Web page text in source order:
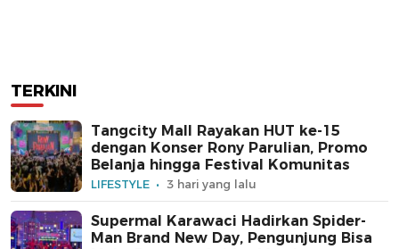
TERKINI
Tangcity Mall Rayakan HUT ke-15
dengan Konser Rony Parulian, Promo
Belanja hingga Festival Komunitas
LIFESTYLE 3 hari yang lalu
Supermal Karawaci Hadirkan Spider-
Man Brand New Day, Pengunjung Bisa